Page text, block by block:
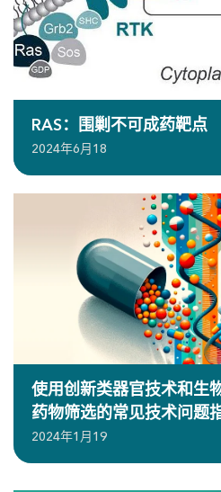
RAS：围剿不可成药靶点
2024年6月18
使用创新类器官技术和生
药物筛选的常见技术问题
2024年1月19